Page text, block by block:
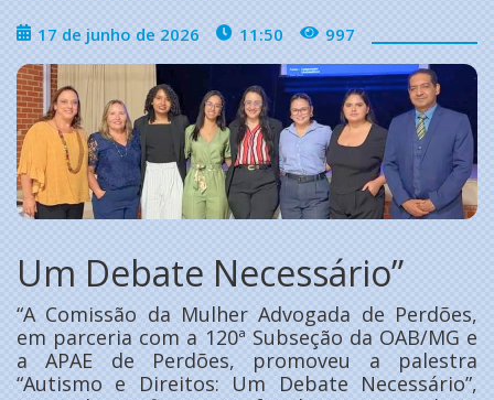
17 de junho de 2026 11:50 997
Um Debate Necessário”
“A Comissão da Mulher Advogada de Perdões,
em parceria com a 120ª Subseção da OAB/MG e
a APAE de Perdões, promoveu a palestra
“Autismo e Direitos: Um Debate Necessário”,